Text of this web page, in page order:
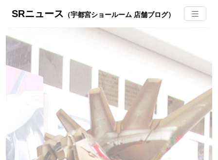
SRニュース （宇都宮ショールーム 店舗ブログ）